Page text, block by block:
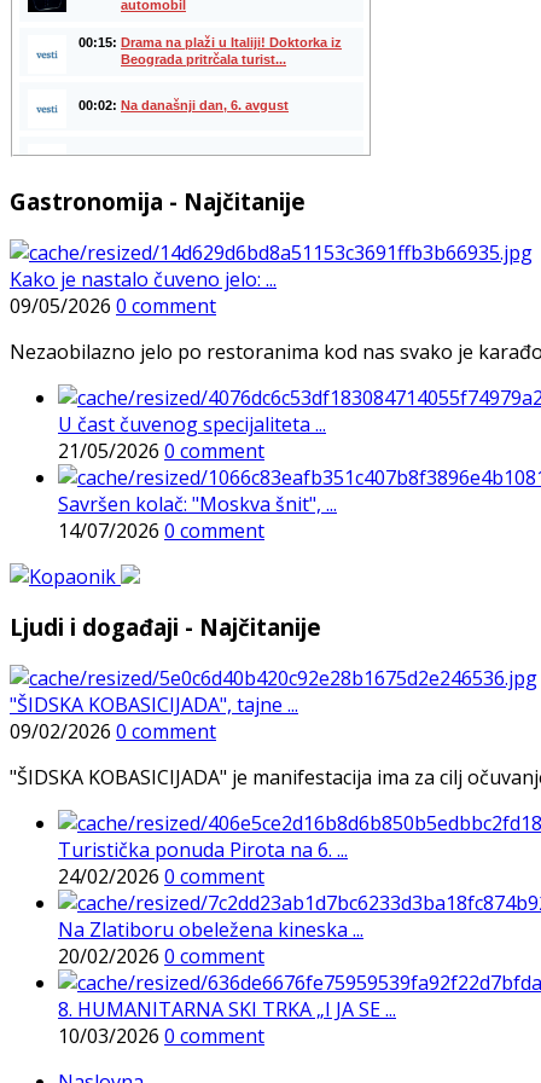
Gastronomija - Najčitanije
Kako je nastalo čuveno jelo: ...
09/05/2026 0 comment
Nezaobilazno jelo po restoranima kod nas svako je
U čast čuvenog specijaliteta ...
21/05/2026 0 comment
Savršen kolač: "Moskva šnit", ...
14/07/2026 0 comment
Ljudi i događaji - Najčitanije
"ŠIDSKA KOBASICIJADA", tajne ...
09/02/2026 0 comment
"ŠIDSKA KOBASICIJADA" je manifestacija ima za cilj
Turistička ponuda Pirota na 6. ...
24/02/2026 0 comment
Na Zlatiboru obeležena kineska ...
20/02/2026 0 comment
8. HUMANITARNA SKI TRKA „I JA SE ...
10/03/2026 0 comment